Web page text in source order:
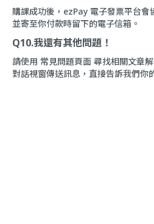
購課成功後，ezPay 電子發票平台會
並寄至你付款時留下的電子信箱。
Q10.我還有其他問題！
請使用 常見問題頁面 尋找相關文章
對話視窗傳送訊息，直接告訴我們你